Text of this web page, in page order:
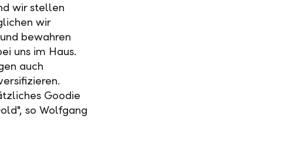
wir stellen
wir
bewahren
uns im Haus.
auch
Goodie
so Wolfgang